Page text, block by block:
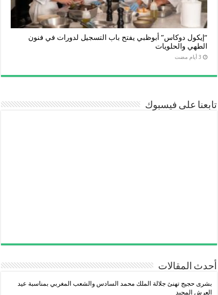
“إيكول دوكاس” أبوظبي يفتح باب التسجيل لدورات في فنون
الطهي والحلويات
تابعنا على فيسبوك
أحدث المقالات
بشرى حجيج تهنئ جلالة الملك محمد السادس والشعب المغربي بمناسبة عيد
العرش المجيد